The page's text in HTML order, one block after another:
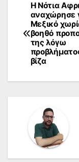
Η Νότια
αναχώρησε
Μεξικό
βοηθό
της λόγω
βίζα